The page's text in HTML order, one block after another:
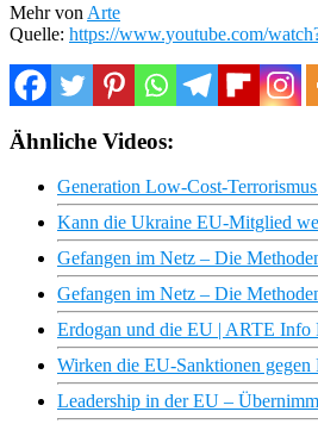
Mehr von Arte
Quelle: https://www.youtube.com/
Ähnliche Videos:
Generation Low-Cost-
Kann die Ukraine EU-Mitglied
Gefangen im Netz – Die
Gefangen im Netz – Die
Erdogan und die EU | ARTE Info
Wirken die EU-Sanktionen
Leadership in der EU –